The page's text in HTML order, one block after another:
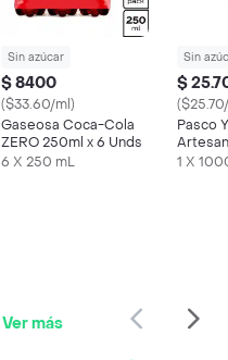
Sin azúcar
$ 8400
($33.60/ml)
Gaseosa Coca-Cola
ZERO 250ml x 6 Unds
6 X 250 mL
Sin
$
Pasco
1 X
Ver más